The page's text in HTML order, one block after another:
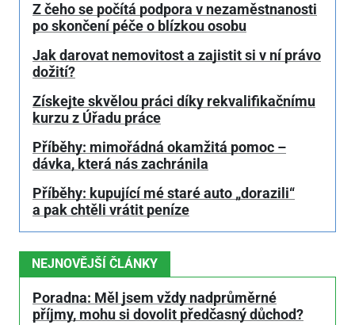
NEJNOVĚJŠÍ ČLÁNKY
Poradna: Měl jsem vždy nadprůměrné
příjmy, mohu si dovolit předčasný důchod?
Z čeho se počítá podpora v nezaměstnanosti
po skončení péče o blízkou osobu
Jak darovat nemovitost a zajistit si v ní právo
dožití?
Získejte skvělou práci díky rekvalifikačnímu
kurzu z Úřadu práce
Příběhy: mimořádná okamžitá pomoc –
dávka, která nás zachránila
Příběhy: kupující mé staré auto „dorazili“
a pak chtěli vrátit peníze